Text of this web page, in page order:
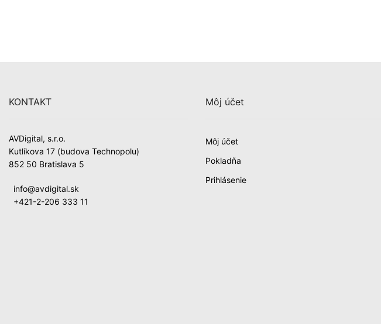
KONTAKT
AVDigital, s.r.o.
Kutlíkova 17 (budova Technopolu)
852 50 Bratislava 5
info@avdigital.sk
+421-2-206 333 11
Môj účet
Môj účet
Pokladňa
Prihlásenie